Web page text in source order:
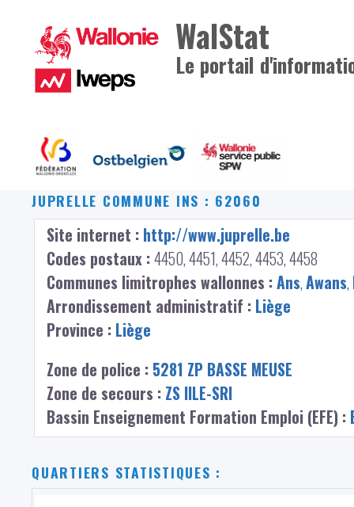
WalStat
Le portail
JUPRELLE COMMUNE INS : 62060
Site internet : http://www.juprelle.be
Codes postaux :4450, 4451, 4452, 4453, 4458
Communes limitrophes wallonnes :Ans,Awans,
Arrondissement administratif : Liège
Province : Liège
Zone de police : 5281 ZP BASSE MEUSE
Zone de secours : ZS IILE-SRI
Bassin Enseignement Formation Emploi (EFE) :
QUARTIERS STATISTIQUES :